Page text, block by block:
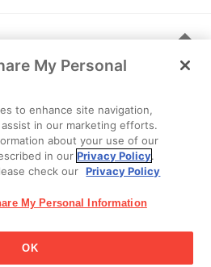
ルート
を見る
崎) など
2025 Ezaki Glico Co., Ltd.
My Personal
to enhance site navigation,
in our marketing efforts.
about your use of our
in ourPrivacy Policy.
check our Privacy Policy
My Personal Information
OK